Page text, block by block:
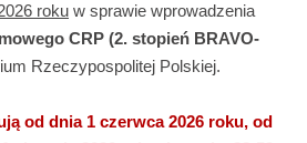
roku w sprawie wprowadzenia
CRP (2. stopień BRAVO-
Rzeczypospolitej Polskiej.
od dnia 1 czerwca 2026 roku, od